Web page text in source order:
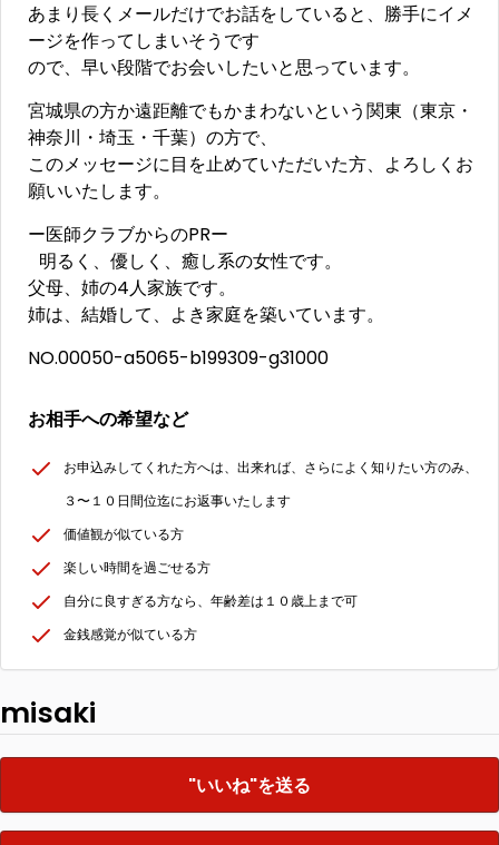
あまり長くメールだけでお話をしていると、勝手にイメ
ージを作ってしまいそうです
ので、早い段階でお会いしたいと思っています。
宮城県の方か遠距離でもかまわないという関東（東京・
神奈川・埼玉・千葉）の方で、
このメッセージに目を止めていただいた方、よろしくお
願いいたします。
ー医師クラブからのPRー
明るく、優しく、癒し系の女性です。
父母、姉の4人家族です。
姉は、結婚して、よき家庭を築いています。
NO.00050-a5065-b199309-g31000
お相手への希望など
お申込みしてくれた方へは、出来れば、さらによく知りたい方のみ、
３〜１０日間位迄にお返事いたします
価値観が似ている方
楽しい時間を過ごせる方
自分に良すぎる方なら、年齢差は１０歳上まで可
金銭感覚が似ている方
misaki
"いいね"を送る